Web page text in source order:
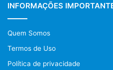
INFORMAÇÕES
Quem Somos
Termos de Uso
Política de privacidade